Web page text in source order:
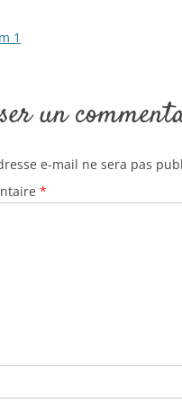
1
un
e-mail ne sera pas
*